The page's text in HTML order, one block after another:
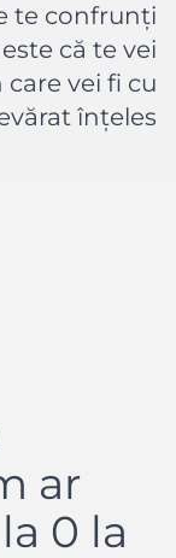
te confrunți
că te vei
vei fi cu
înțeles
ar
0 la